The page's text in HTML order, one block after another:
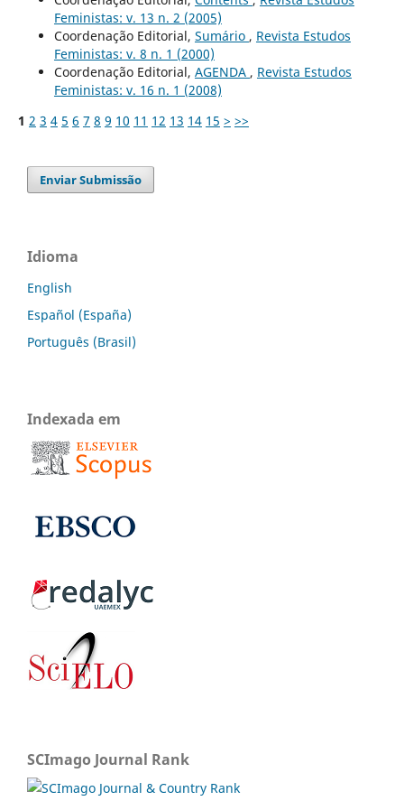
Feministas: v. 13 n. 2 (2005)
Coordenação Editorial, Sumário , Revista Estudos
Feministas: v. 8 n. 1 (2000)
Coordenação Editorial, AGENDA , Revista Estudos
Feministas: v. 16 n. 1 (2008)
1 2 3 4 5 6 7 8 9 10 11 12 13 14 15 > >>
Enviar Submissão
Idioma
English
Español (España)
Português (Brasil)
Indexada em
SCImago Journal Rank